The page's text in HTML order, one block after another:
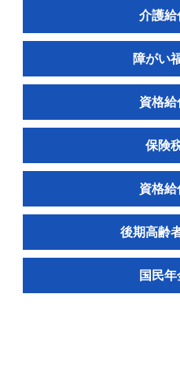
介護給
障がい
資格給
保険
資格給
後期高齢
国民